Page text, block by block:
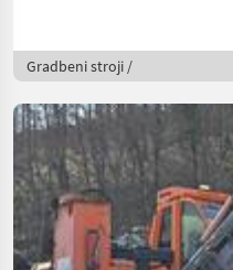
Gradbeni stroji /